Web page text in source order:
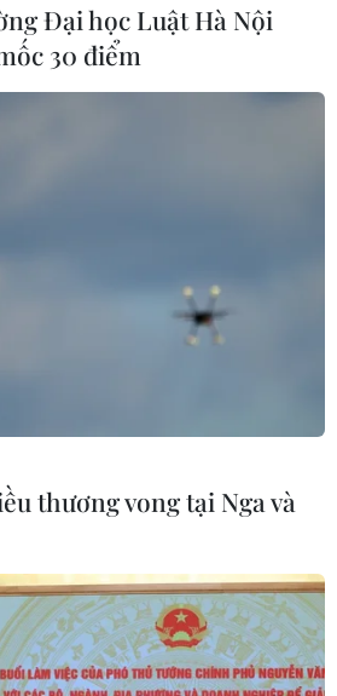
Đại học Luật Hà Nội
30 điểm
thương vong tại Nga và